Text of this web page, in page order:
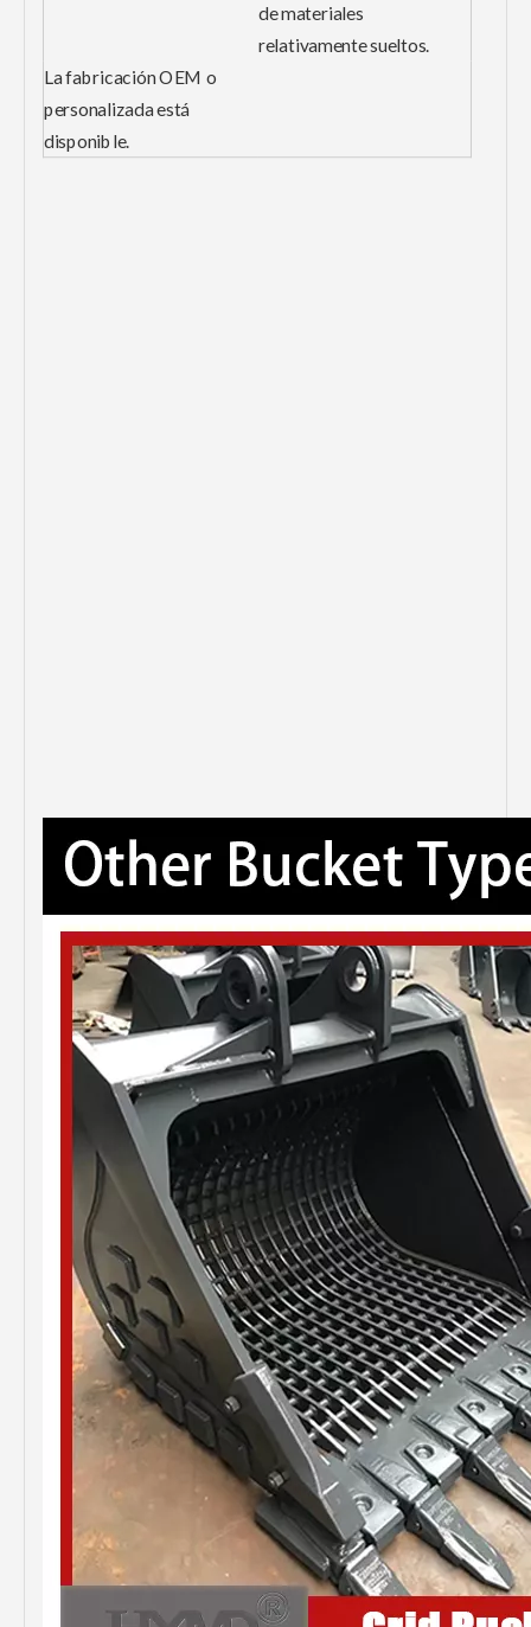
de materiales
relativamente sueltos.
La fabricación OEM o
personalizada está
disponible.